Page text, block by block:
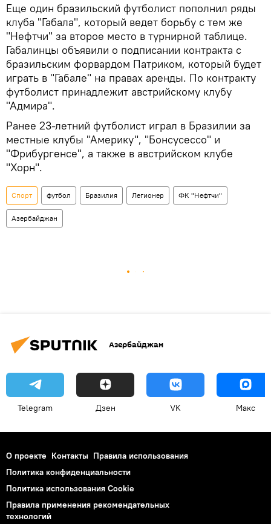
Еще один бразильский футболист пополнил ряды
клуба "Габала", который ведет борьбу с тем же
"Нефтчи" за второе место в турнирной таблице.
Габалинцы объявили о подписании контракта с
бразильским форвардом Патриком, который будет
играть в "Габале" на правах аренды. По контракту
футболист принадлежит австрийскому клубу
"Адмира".
Ранее 23-летний футболист играл в Бразилии за
местные клубы "Америку", "Бонсусессо" и
"Фрибургенсе", а также в австрийском клубе
"Хорн".
Спорт футбол Бразилия Легионер ФК "Нефтчи"
Азербайджан
Азербайджан
Telegram Дзен VK Макс
О проекте Контакты Правила использования
Политика конфиденциальности
Политика использования Cookie
Правила применения рекомендательных
технологий